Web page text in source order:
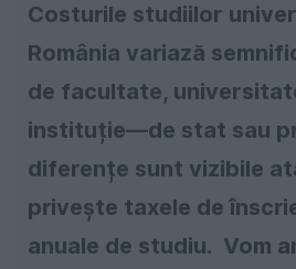
Costurile studiilor
România variază
de facultate,
instituție—de stat sau
diferențe sunt vizibile
privește taxele de
anuale de studiu. Vom